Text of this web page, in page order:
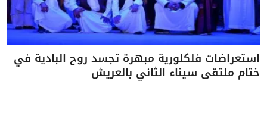
استعراضات فلكلورية مبهرة تجسد روح البادية في
ختام ملتقى سيناء الثاني بالعريش